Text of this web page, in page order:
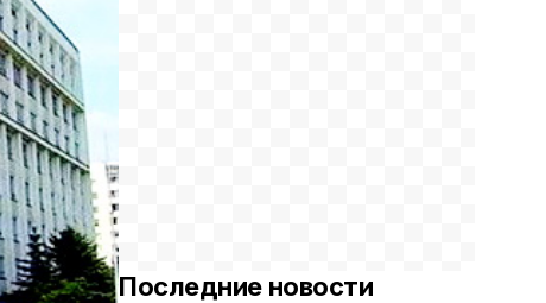
Последние новости